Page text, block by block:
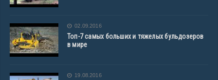
02.09.2016
Топ-7 самых больших и тяжелых бульдозеров
в мире
19.08.2016